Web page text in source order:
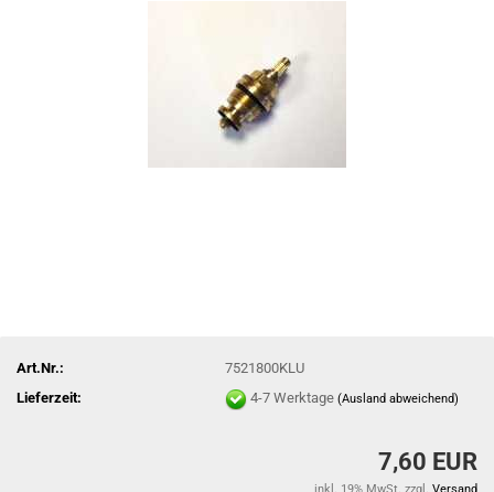
Art.Nr.:
7521800KLU
Lieferzeit:
4-7 Werktage(Ausland abweichend)
7,60 EUR